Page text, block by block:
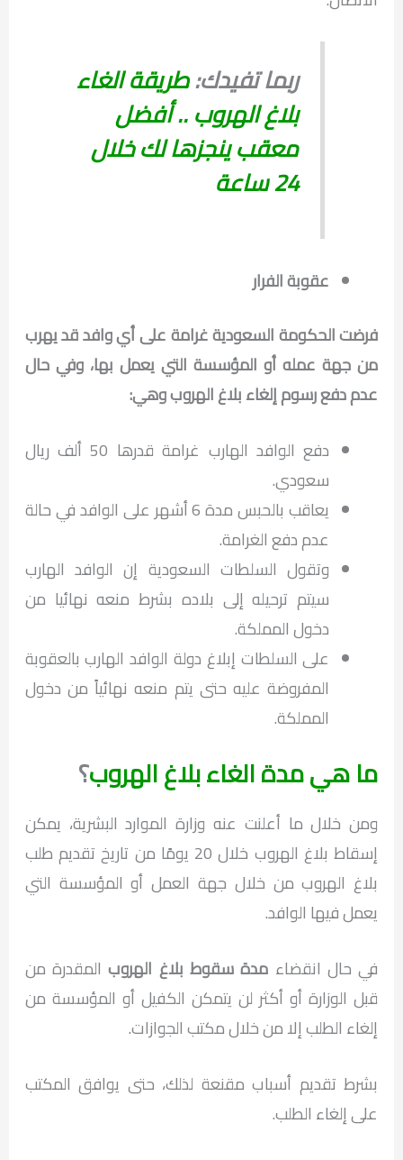
ربما تفيدك:طريقة الغاء
بلاغ الهروب .. أفضل
معقب ينجزها لك خلال
24 ساعة
عقوبة الفرار
فرضت الحكومة السعودية غرامة على أي وافد قد يهرب
من جهة عمله أو المؤسسة التي يعمل بها، وفي حال
عدم دفع رسوم إلغاء بلاغ الهروب وهي:
دفع الوافد الهارب غرامة قدرها 50 ألف ريال
سعودي.
يعاقب بالحبس مدة 6 أشهر على الوافد في حالة
عدم دفع الغرامة.
وتقول السلطات السعودية إن الوافد الهارب
سيتم ترحيله إلى بلاده بشرط منعه نهائيا من
دخول المملكة.
على السلطات إبلاغ دولة الوافد الهارب بالعقوبة
المفروضة عليه حتى يتم منعه نهائياً من دخول
المملكة.
ما هي مدة الغاء بلاغ الهروب؟
ومن خلال ما أعلنت عنه وزارة الموارد البشرية، يمكن
إسقاط بلاغ الهروب خلال 20 يومًا من تاريخ تقديم طلب
بلاغ الهروب من خلال جهة العمل أو المؤسسة التي
يعمل فيها الوافد.
في حال انقضاء مدة سقوط بلاغ الهروبالمقدرة من
قبل الوزارة أو أكثر لن يتمكن الكفيل أو المؤسسة من
إلغاء الطلب إلا من خلال مكتب الجوازات.
بشرط تقديم أسباب مقنعة لذلك، حتى يوافق المكتب
على إلغاء الطلب.